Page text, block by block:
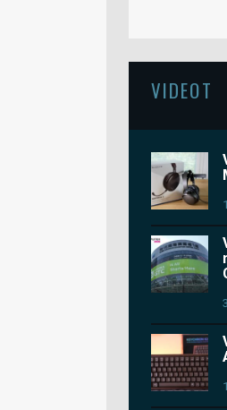
VIDEOT